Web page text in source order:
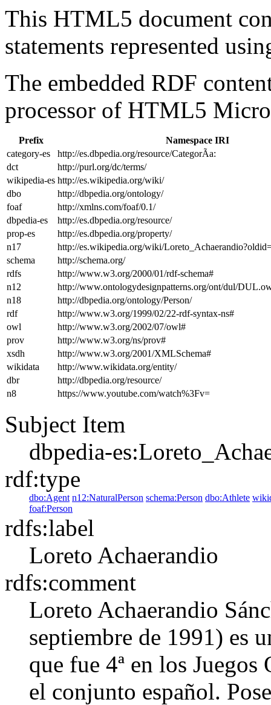
This HTML5 document
statements represented
The embedded RDF
processor of HTML5
Prefix
Namespace IRI
category-es
http://es.dbpedia.org/resource/CategorÃ­a:
dct
http://purl.org/dc/terms/
wikipedia-es http://es.wikipedia.org/wiki/
dbo
http://dbpedia.org/ontology/
foaf
http://xmlns.com/foaf/0.1/
dbpedia-es
http://es.dbpedia.org/resource/
prop-es
http://es.dbpedia.org/property/
n17
http://es.wikipedia.org/wiki/
schema
http://schema.org/
rdfs
http://www.w3.org/2000/01/rdf-schema#
n12
http://www.ontologydesignpatterns.org/ont/dul/
n18
http://dbpedia.org/ontology/Person/
rdf
http://www.w3.org/1999/02/22-rdf-syntax-ns#
owl
http://www.w3.org/2002/07/owl#
prov
http://www.w3.org/ns/prov#
xsdh
http://www.w3.org/2001/XMLSchema#
wikidata
http://www.wikidata.org/entity/
dbr
http://dbpedia.org/resource/
n8
https://www.youtube.com/watch%3Fv=
Subject Item
dbpedia-
rdf:type
dbo:Agent n12:NaturalPerson schema:Person dbo:Athlete
foaf:Person
rdfs:label
Loreto Achaerandio
rdfs:comment
Loreto Achaerandio
septiembre de 1991) es
que fue 4ª en los
el conjunto español.